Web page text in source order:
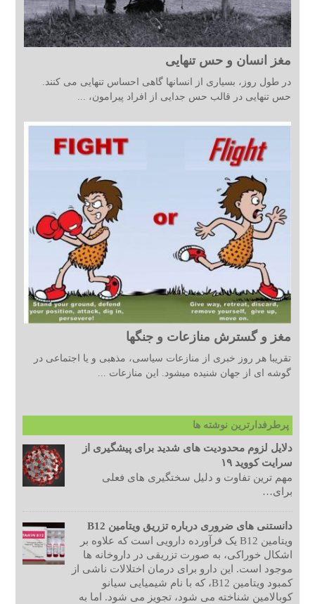
مغز انسان و حس تنهایی
در طول روز، بسیاری از انسانها گاهی احساس تنهایی می کنند.
حس تنهایی در قالب حس جدایی از افراد پیرامون، ...
مغز و گسترش منازعات و جنگها
تقریبا هر روز خبری از منازعات سیاسی، مذهبی و یا اجتماعی در
گوشه ای از جهان شنیده میشود. این منازعات ...
پرطرفدارترین نوشته ها
دلایل لزوم محدودیت های شدید برای پیشگیری از
سرایت کووید ۱۹
مهم ترین تفاوت و دلیل سختگیری های فعلی
برای…
دانستنی های ضروری درباره تزریق ویتامین B12
ویتامین B12 یک فرآورده دارویی است که علاوه بر
اشکال خوراکی، به صورت تزریقی در داروخانه ها
موجود است. این دارو برای درمان اختلالات ناشی از
کمبود ویتامین B12، که با نام شیمیایی سیانو
کوبالامین شناخته می شود، تجویز می شود. اما به